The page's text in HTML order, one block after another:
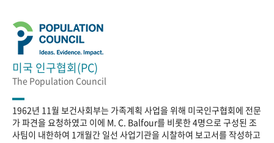
미국 인구협회(PC)
The Population Council
1962년 11월 보건사회부는 가족계획 사업을 위해 미국인구협회에 전문
가 파견을 요청하였고 이에 M. C. Balfour를 비롯한 4명으로 구성된 조
사팀이 내한하여 1개월간 일선 사업기관을 시찰하여 보고서를 작성하고